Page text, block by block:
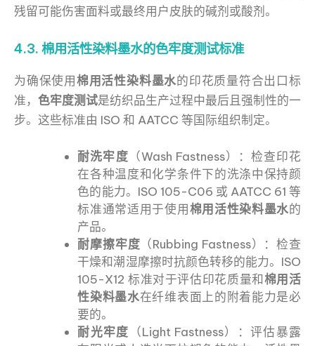
残留可能伤害面料或最终用户皮肤的碱剂或酸剂。
4.3. 棉用活性染料墨水的色牢度测试标准
为确保使用棉用活性染料墨水的印花质量符合出口标
准， 色牢度测试是纺织品生产过程中最后且强制性的一
步。这些标准由 ISO 和 AATCC 等国际组织制定。
耐洗牢度 （Wash Fastness）：检查印花
在各种温度和化学条件下的洗涤中保持颜
色的能力。ISO 105-C06 或 AATCC 61 等
标准通常适用于使用棉用活性染料墨水的
产品。
耐摩擦牢度 （Rubbing Fastness）：检查
干燥和潮湿摩擦时抗颜色转移的能力。ISO
105-X12 标准对于评估印花质量和棉用活
性染料墨水在纤维表面上的附着能力是必
要的。
耐光牢度 （Light Fastness）：评估暴露